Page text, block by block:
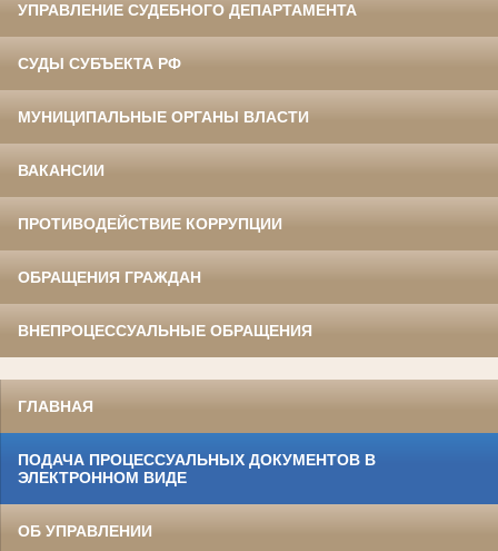
УПРАВЛЕНИЕ СУДЕБНОГО ДЕПАРТАМЕНТА
СУДЫ СУБЪЕКТА РФ
МУНИЦИПАЛЬНЫЕ ОРГАНЫ ВЛАСТИ
ВАКАНСИИ
ПРОТИВОДЕЙСТВИЕ КОРРУПЦИИ
ОБРАЩЕНИЯ ГРАЖДАН
ВНЕПРОЦЕССУАЛЬНЫЕ ОБРАЩЕНИЯ
ГЛАВНАЯ
ПОДАЧА ПРОЦЕССУАЛЬНЫХ ДОКУМЕНТОВ В
ЭЛЕКТРОННОМ ВИДЕ
ОБ УПРАВЛЕНИИ